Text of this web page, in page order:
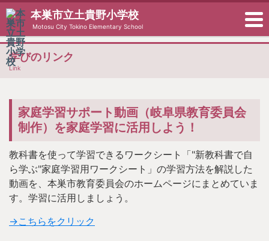
本巣市立土貴野小学校
Motosu City Tokino Elementary School
学びのリンク
Link
家庭学習サポート動画（岐阜県教育委員会
制作）を家庭学習に活用しよう！
教科書を使って学習できるワークシート「"新教科書で自
ら学ぶ"家庭学習用ワークシート」の学習方法を解説した
動画を、本巣市教育委員会のホームページにまとめていま
す。学習に活用しましょう。
→こちらをクリック